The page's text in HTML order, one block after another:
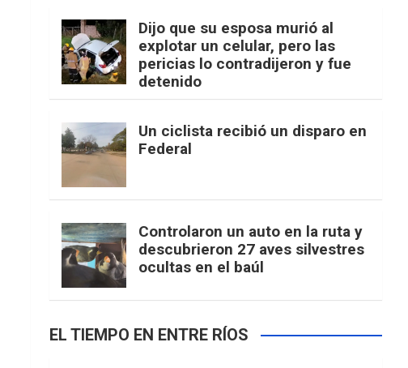
Dijo que su esposa murió al
explotar un celular, pero las
pericias lo contradijeron y fue
detenido
Un ciclista recibió un disparo en
Federal
Controlaron un auto en la ruta y
descubrieron 27 aves silvestres
ocultas en el baúl
EL TIEMPO EN ENTRE RÍOS